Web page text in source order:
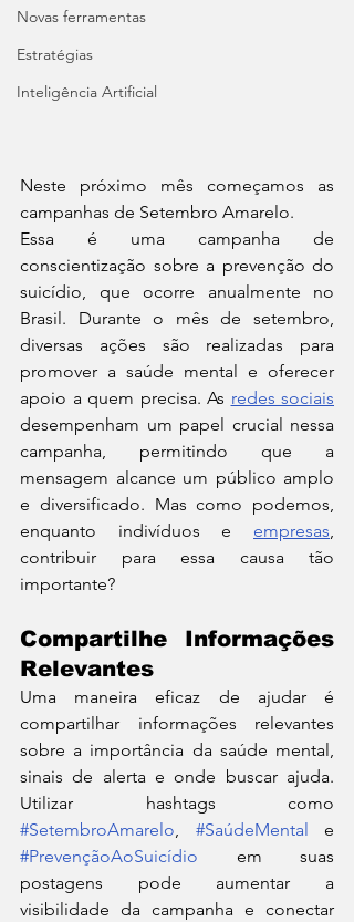
Novas ferramentas
Estratégias
Inteligência Artificial
Neste próximo mês começamos as
campanhas de Setembro Amarelo.
Essa é uma campanha de
conscientização sobre a prevenção do
suicídio, que ocorre anualmente no
Brasil. Durante o mês de setembro,
diversas ações são realizadas para
promover a saúde mental e oferecer
apoio a quem precisa. As redes sociais
desempenham um papel crucial nessa
campanha, permitindo que a
mensagem alcance um público amplo
e diversificado. Mas como podemos,
enquanto indivíduos e empresas,
contribuir para essa causa tão
importante?
Compartilhe Informações
Relevantes
Uma maneira eficaz de ajudar é
compartilhar informações relevantes
sobre a importância da saúde mental,
sinais de alerta e onde buscar ajuda.
#SetembroAmarelo, #SaúdeMental
#PrevençãoAoSuicídio em suas
postagens pode aumentar a
visibilidade da campanha e conectar